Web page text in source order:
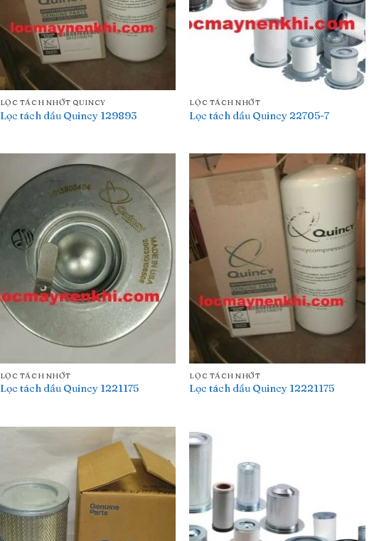
LỌC TÁCH NHỚT QUINCY
Lọc tách dầu Quincy 129893
LỌC TÁCH NHỚT
Lọc tách dầu Quincy 22705-7
LỌC TÁCH NHỚT
Lọc tách dầu Quincy 1221175
LỌC TÁCH NHỚT
Lọc tách dầu Quincy 12221175